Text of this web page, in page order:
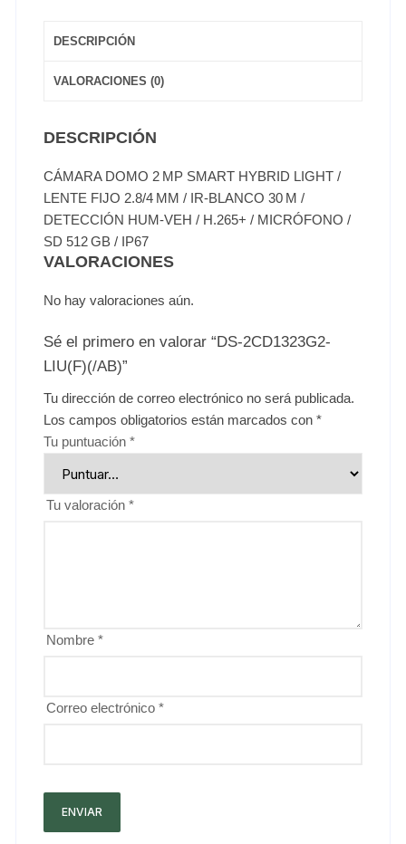
DESCRIPCIÓN
VALORACIONES (0)
DESCRIPCIÓN
CÁMARA DOMO 2 MP SMART HYBRID LIGHT /
LENTE FIJO 2.8/4 MM / IR‑BLANCO 30 M /
DETECCIÓN HUM‑VEH / H.265+ / MICRÓFONO /
SD 512 GB / IP67
VALORACIONES
No hay valoraciones aún.
Sé el primero en valorar “DS-2CD1323G2-
LIU(F)(/AB)”
Tu dirección de correo electrónico no será publicada.
Los campos obligatorios están marcados con*
Tu puntuación*
Tu valoración*
Nombre*
Correo electrónico*